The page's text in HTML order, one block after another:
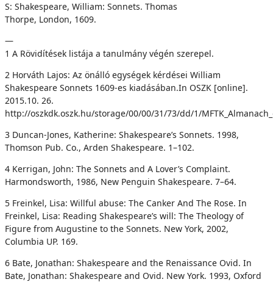
S: Shakespeare, William: Sonnets. Thomas
Thorpe, London, 1609.
—
1 A Rövidítések listája a tanulmány végén szerepel.
2 Horváth Lajos: Az önálló egységek kérdései William
Shakespeare Sonnets 1609-es kiadásában.In OSZK [online].
2015.10. 26.
http://oszkdk.oszk.hu/storage/00/00/31/73/dd/1/
3 Duncan-Jones, Katherine: Shakespeare’s Sonnets. 1998,
Thomson Pub. Co., Arden Shakespeare. 1–102.
4 Kerrigan, John: The Sonnets and A Lover’s Complaint.
Harmondsworth, 1986, New Penguin Shakespeare. 7–64.
5 Freinkel, Lisa: Willful abuse: The Canker And The Rose. In
Freinkel, Lisa: Reading Shakespeare’s will: The Theology of
Figure from Augustine to the Sonnets. New York, 2002,
Columbia UP. 169.
6 Bate, Jonathan: Shakespeare and the Renaissance Ovid. In
Bate, Jonathan: Shakespeare and Ovid. New York. 1993, Oxford